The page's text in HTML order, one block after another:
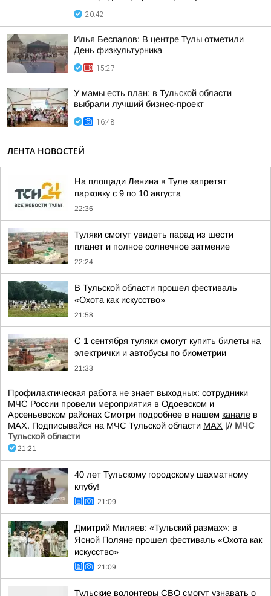
20:42
Илья Беспалов: В центре Тулы отметили
День физкультурника
15:27
У мамы есть план: в Тульской области
выбрали лучший бизнес-проект
16:48
ЛЕНТА НОВОСТЕЙ
На площади Ленина в Туле запретят
парковку с 9 по 10 августа
22:36
Туляки смогут увидеть парад из шести
планет и полное солнечное затмение
22:24
В Тульской области прошел фестиваль
«Охота как искусство»
21:58
С 1 сентября туляки смогут купить билеты на
электрички и автобусы по биометрии
21:33
Профилактическая работа не знает выходных: сотрудники
МЧС России провели мероприятия в Одоевском и
Арсеньевском районах Смотри подробнее в нашем канале в
МАХ. Подписывайся на МЧС Тульской области MAX |// МЧС
Тульской области
21:21
40 лет Тульскому городскому шахматному
клубу!
21:09
Дмитрий Миляев: «Тульский размах»: в
Ясной Поляне прошел фестиваль «Охота как
искусство»
21:09
Тульские волонтеры СВО смогут узнавать о